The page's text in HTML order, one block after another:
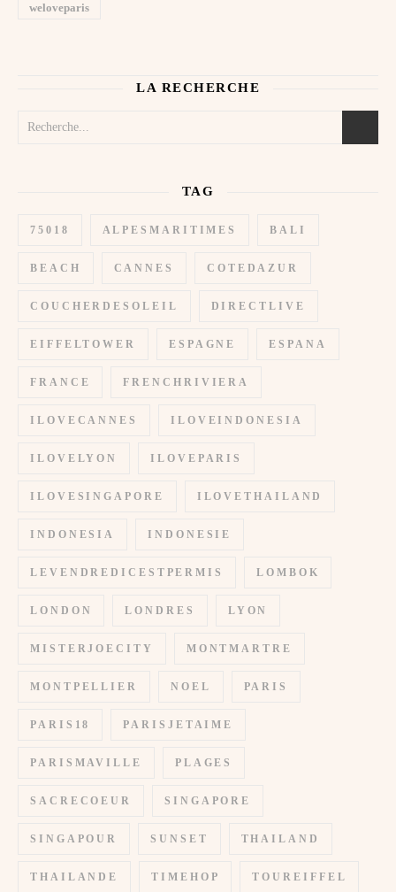
weloveparis
LA RECHERCHE
TAG
75018 ALPESMARITIMES BALI
BEACH CANNES COTEDAZUR
COUCHERDESOLEIL DIRECTLIVE
EIFFELTOWER ESPAGNE ESPANA
FRANCE FRENCHRIVIERA
ILOVECANNES ILOVEINDONESIA
ILOVELYON ILOVEPARIS
ILOVESINGAPORE ILOVETHAILAND
INDONESIA INDONESIE
LEVENDREDICESTPERMIS LOMBOK
LONDON LONDRES LYON
MISTERJOECITY MONTMARTRE
MONTPELLIER NOEL PARIS
PARIS18 PARISJETAIME
PARISMAVILLE PLAGES
SACRECOEUR SINGAPORE
SINGAPOUR SUNSET THAILAND
THAILANDE TIMEHOP TOUREIFFEL